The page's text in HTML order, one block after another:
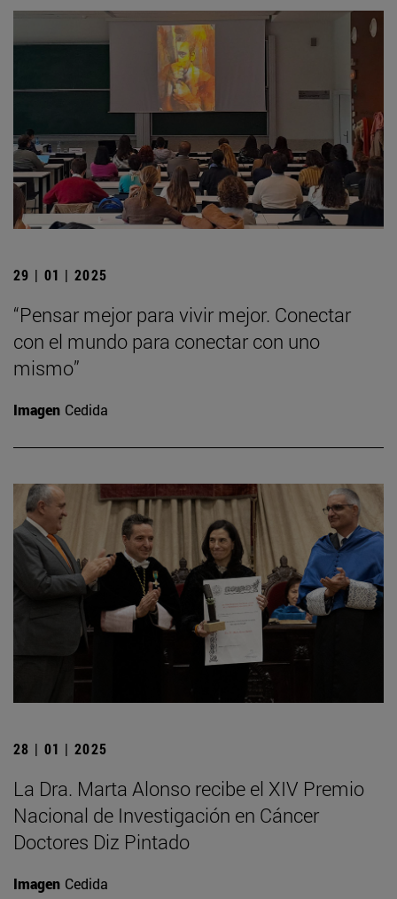
29 | 01 | 2025
“Pensar mejor para vivir mejor. Conectar
con el mundo para conectar con uno
mismo”
Imagen Cedida
28 | 01 | 2025
La Dra. Marta Alonso recibe el XIV Premio
Nacional de Investigación en Cáncer
Doctores Diz Pintado
Imagen Cedida